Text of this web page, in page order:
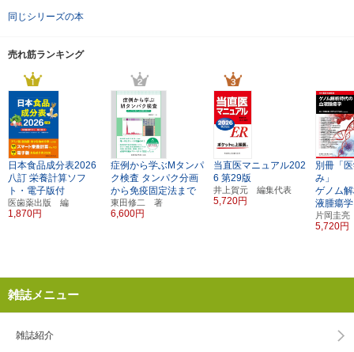
同じシリーズの本
売れ筋ランキング
日本食品成分表2026
八訂 栄養計算ソフ
ト・電子版付
医歯薬出版 編
1,870円
症例から学ぶMタンパ
ク検査 タンパク分画
から免疫固定法まで
東田修二 著
6,600円
当直医マニュアル202
6 第29版
井上賀元 編集代表
5,720円
別冊「
み」
ゲノム
液腫瘍学
片岡圭
5,720円
雑誌メニュー
雑誌紹介